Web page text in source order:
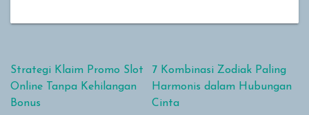
Navigasi pos
Strategi Klaim Promo Slot
Online Tanpa Kehilangan
Bonus
7 Kombinasi Zodiak Paling
Harmonis dalam Hubungan
Cinta